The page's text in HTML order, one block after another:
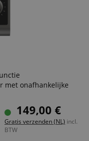
met onafhankelijke
149,00 €
Gratis verzenden (NL) incl.
BTW